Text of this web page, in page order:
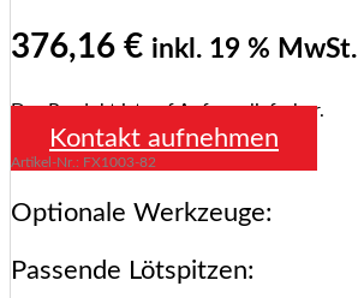
376,16 € inkl. 19 % MwSt.
Das Produkt ist auf Anfrage lieferbar.
Kontakt aufnehmen
Artikel-Nr.: FX1003-82
Optionale Werkzeuge:
Passende Lötspitzen: